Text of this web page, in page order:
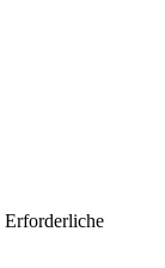
Erforderliche